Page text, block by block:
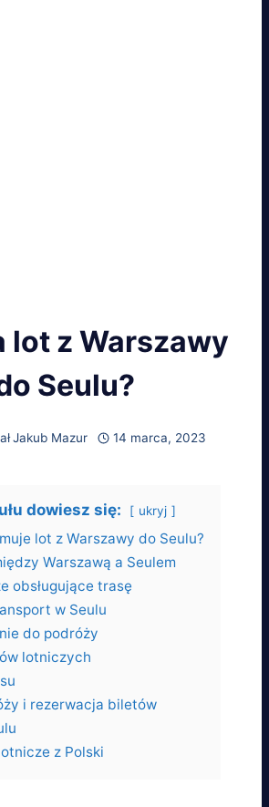
lot z Warszawy
Seulu?
Jakub Mazur 14 marca, 2023
dowiesz się: ukryj
lot z Warszawy do Seulu?
Warszawą a Seulem
obsługujące trasę
w Seulu
do podróży
lotniczych
i rezerwacja biletów
z Polski